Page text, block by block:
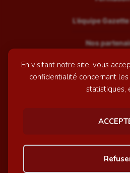
En visitant notre site, vous
confidentialité concernant
statistiques,
L’équipe
Nos
Mentions
© GazetteSports - 2026 | Site
Awelty